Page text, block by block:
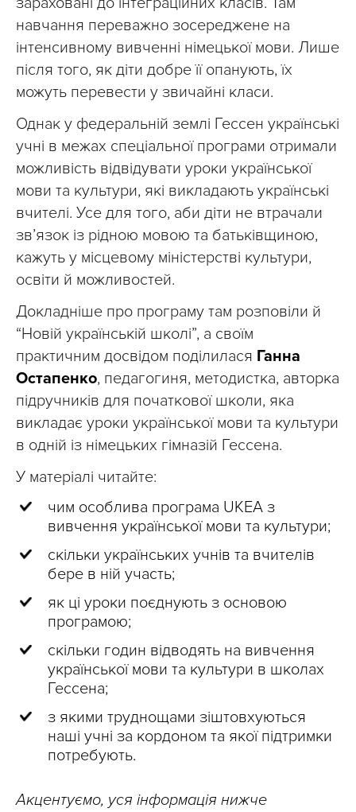
навчання переважно зосереджене на
інтенсивному вивченні німецької мови. Лише
після того, як діти добре її опанують, їх
можуть перевести у звичайні класи.
Однак у федеральній землі Гессен українські
учні в межах спеціальної програми отримали
можливість відвідувати уроки української
мови та культури, які викладають українські
вчителі. Усе для того, аби діти не втрачали
зв’язок із рідною мовою та батьківщиною,
кажуть у місцевому міністерстві культури,
освіти й можливостей.
Докладніше про програму там розповіли й
“Новій українській школі”, а своїм
практичним досвідом поділилася Ганна
Остапенко, педагогиня, методистка, авторка
підручників для початкової школи, яка
викладає уроки української мови та культури
в одній із німецьких гімназій Гессена.
У матеріалі читайте:
чим особлива програма UKEA з
вивчення української мови та культури;
скільки українських учнів та вчителів
бере в ній участь;
як ці уроки поєднують з основою
програмою;
скільки годин відводять на вивчення
української мови та культури в школах
Гессена;
з якими труднощами зіштовхуються
наші учні за кордоном та якої підтримки
потребують.
Акцентуємо, уся інформація нижче